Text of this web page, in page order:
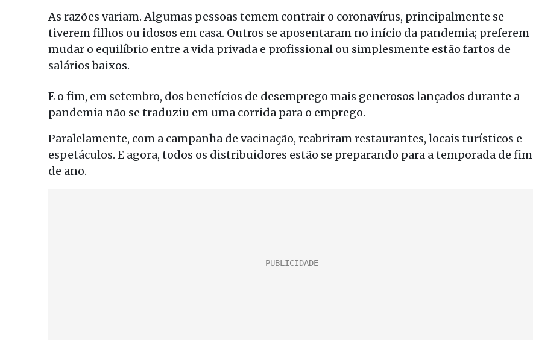
As razões variam. Algumas pessoas temem contrair o coronavírus, principalmente se
tiverem filhos ou idosos em casa. Outros se aposentaram no início da pandemia; preferem
mudar o equilíbrio entre a vida privada e profissional ou simplesmente estão fartos de
salários baixos.
E o fim, em setembro, dos benefícios de desemprego mais generosos lançados durante a
pandemia não se traduziu em uma corrida para o emprego.
Paralelamente, com a campanha de vacinação, reabriram restaurantes, locais turísticos e
espetáculos. E agora, todos os distribuidores estão se preparando para a temporada de fim
de ano.